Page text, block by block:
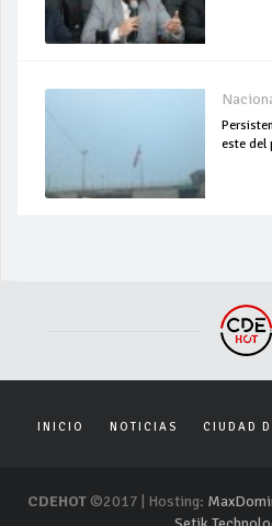
este del
INICIO NOTICIAS CIUDAD
CDEHOT ©2017 | Hosting: